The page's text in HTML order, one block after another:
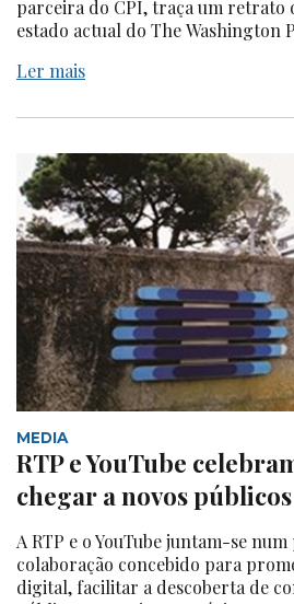
parceira do CPI, traça um retrato
estado actual do The Washington
Ler mais
MEDIA
RTP e YouTube
chegar a novos públicos
A RTP e o YouTube juntam-se
colaboração concebido para
digital, facilitar a descoberta de